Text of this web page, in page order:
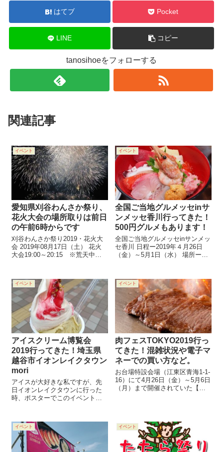
はてブ Pocket
LINE コピー
tanosihoeをフォローする
関連記事
イベント
愛知県刈谷わんさか祭り、
花火大会の場所取りは前日
の午前6時からです
刈谷わんさか祭り2019・花火大
会 2019年08月17日（土） 花火
大会19:00～20:15 ※荒天中止
田向島1番地 ホームページ： 刈
谷わんさか祭り2019パンフレ
ッ...
イベント
全国ご当地グルメッセinサ
ンメッセ香川行ってきた！
500円グルメもあります！
全国ご当地グルメッセinサンメッ
セ香川 日程ー2019年４月26日
（金）～5月1日（水） 場所ーサ
17:00 「全国ご当地グルメッセ」
では、ラーメン、丼、お肉、ス
イーツとご...
イベント
アイスクリーム博覧会
2019行ってきた！埼玉県
越谷市イオンレイクタウン
mori
アイスが大好きな私ですが、先
日イオンレイクタウンに行った
時、ポスターでこのイベントを
や、ご当地アイスが食べられる
ような！しかも、総勢200種類も
のアイスがやってくるとわかれ
ば、行かない...
イベント
肉フェスTOKYO2019行っ
てきた！混雑状況や電子マ
ネーでの買い方など。
お台場特設会場（江東区青海1-1-
16）にて4月26日（金）～5月6日
（月）まで開催されていた【肉
ート駅を利用しまし...
イベント イベント